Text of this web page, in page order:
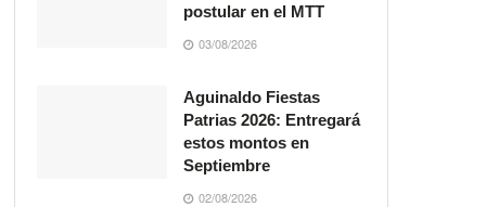
postular en el MTT
03/08/2026
Aguinaldo Fiestas
Patrias 2026: Entregará
estos montos en
Septiembre
02/08/2026